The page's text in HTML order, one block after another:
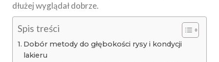
dłużej wyglądał dobrze.
Spis treści
Dobór metody do głębokości rysy i kondycji
lakieru